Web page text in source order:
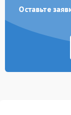
Оставьте